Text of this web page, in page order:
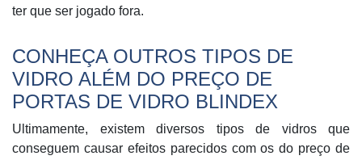
ter que ser jogado fora.
CONHEÇA OUTROS TIPOS DE
VIDRO ALÉM DO PREÇO DE
PORTAS DE VIDRO BLINDEX
Ultimamente, existem diversos tipos de vidros que
conseguem causar efeitos parecidos com os do preço de